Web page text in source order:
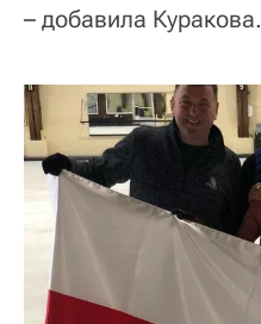
– добавила Куракова.